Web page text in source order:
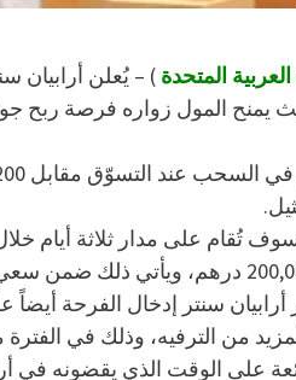
المتحدة ) – يُعلن أرابيان
تُقام على مدار ثلاثة أيام
سنتر إدخال الفرحة
على الوقت الذي يقضونه في